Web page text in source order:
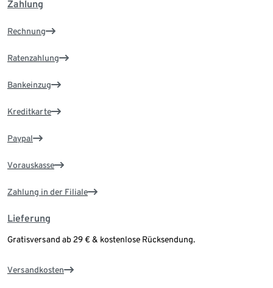
Zahlung
Rechnung
Ratenzahlung
Bankeinzug
Kreditkarte
Paypal
Vorauskasse
Zahlung in der Filiale
Lieferung
Gratisversand ab 29 € & kostenlose Rücksendung.
Versandkosten